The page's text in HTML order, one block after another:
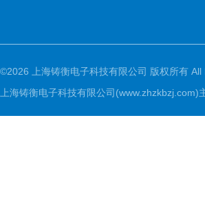
©2026 上海铸衡电子科技有限公司 版权所有 All
上海铸衡电子科技有限公司(www.zhzkbzj.com)